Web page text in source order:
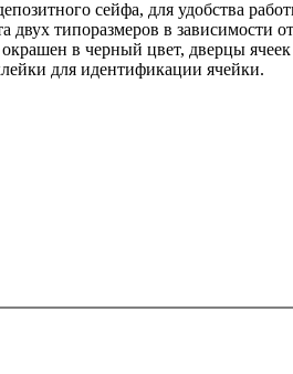
сейфа, для удобства
типоразмеров в зависимости
в черный цвет, дверцы
для идентификации ячейки.